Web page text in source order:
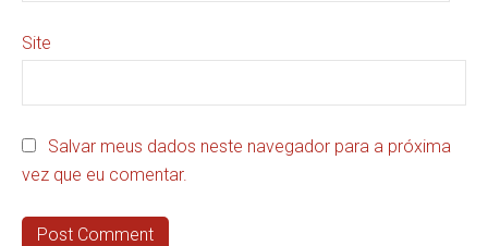
Site
Salvar meus dados neste navegador para a próxima
vez que eu comentar.